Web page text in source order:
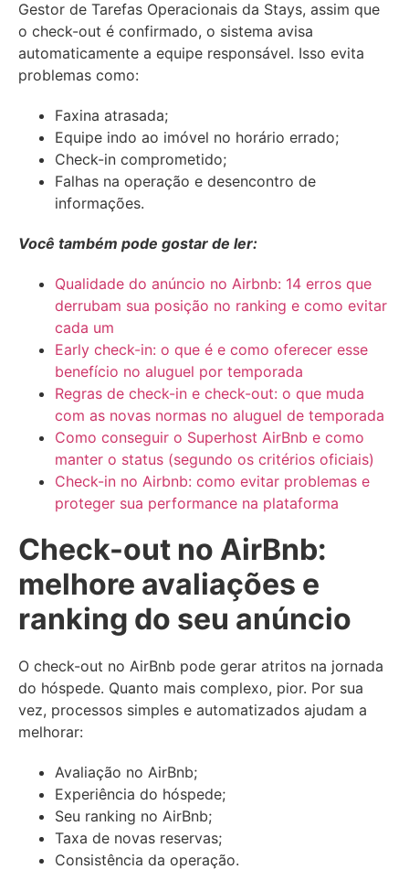
Gestor de Tarefas Operacionais da Stays, assim que
o check-out é confirmado, o sistema avisa
automaticamente a equipe responsável. Isso evita
problemas como:
Faxina atrasada;
Equipe indo ao imóvel no horário errado;
Check-in comprometido;
Falhas na operação e desencontro de
informações.
Você também pode gostar de ler:
Qualidade do anúncio no Airbnb: 14 erros que
derrubam sua posição no ranking e como evitar
cada um
Early check-in: o que é e como oferecer esse
benefício no aluguel por temporada
Regras de check-in e check-out: o que muda
com as novas normas no aluguel de temporada
Como conseguir o Superhost AirBnb e como
manter o status (segundo os critérios oficiais)
Check-in no Airbnb: como evitar problemas e
proteger sua performance na plataforma
Check-out no AirBnb:
melhore avaliações e
ranking do seu anúncio
O check-out no AirBnb pode gerar atritos na jornada
do hóspede. Quanto mais complexo, pior. Por sua
vez, processos simples e automatizados ajudam a
melhorar:
Avaliação no AirBnb;
Experiência do hóspede;
Seu ranking no AirBnb;
Taxa de novas reservas;
Consistência da operação.